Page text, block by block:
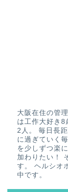
大阪在住の管
は工作大好き8
2人。 毎日長
に過ぎていく
を少しずつ楽
加わりたい！
す。 ヘルシオ
中です。